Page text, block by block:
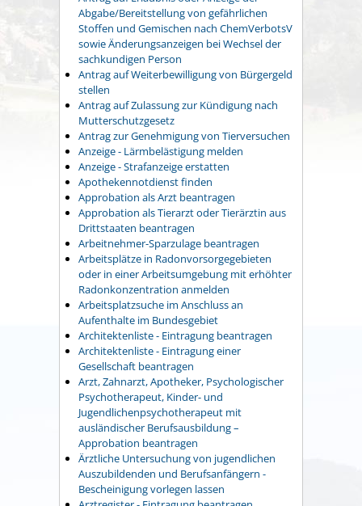
Abgabe/Bereitstellung von gefährlichen
Stoffen und Gemischen nach ChemVerbotsV
sowie Änderungsanzeigen bei Wechsel der
sachkundigen Person
Antrag auf Weiterbewilligung von Bürgergeld
stellen
Antrag auf Zulassung zur Kündigung nach
Mutterschutzgesetz
Antrag zur Genehmigung von Tierversuchen
Anzeige - Lärmbelästigung melden
Anzeige - Strafanzeige erstatten
Apothekennotdienst finden
Approbation als Arzt beantragen
Approbation als Tierarzt oder Tierärztin aus
Drittstaaten beantragen
Arbeitnehmer-Sparzulage beantragen
Arbeitsplätze in Radonvorsorgegebieten
oder in einer Arbeitsumgebung mit erhöhter
Radonkonzentration anmelden
Arbeitsplatzsuche im Anschluss an
Aufenthalte im Bundesgebiet
Architektenliste - Eintragung beantragen
Architektenliste - Eintragung einer
Gesellschaft beantragen
Arzt, Zahnarzt, Apotheker, Psychologischer
Psychotherapeut, Kinder- und
Jugendlichenpsychotherapeut mit
ausländischer Berufsausbildung –
Approbation beantragen
Ärztliche Untersuchung von jugendlichen
Auszubildenden und Berufsanfängern -
Bescheinigung vorlegen lassen